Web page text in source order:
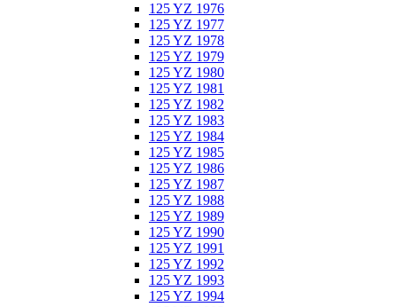
125 YZ 1976
125 YZ 1977
125 YZ 1978
125 YZ 1979
125 YZ 1980
125 YZ 1981
125 YZ 1982
125 YZ 1983
125 YZ 1984
125 YZ 1985
125 YZ 1986
125 YZ 1987
125 YZ 1988
125 YZ 1989
125 YZ 1990
125 YZ 1991
125 YZ 1992
125 YZ 1993
125 YZ 1994